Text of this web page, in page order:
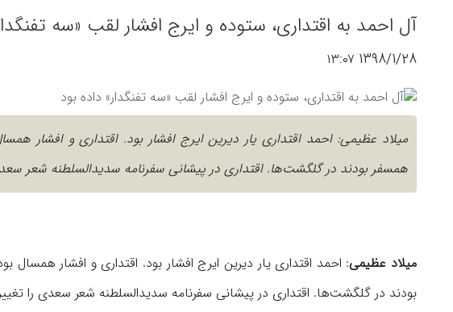
آل احمد به اقتداری، ستوده و ایرج افشار لقب «سه
1398/1/28 ۱۳:۰۷
همسفر بودند در گلگشت‌ها. اقتداری در پیشانی سفرنامه سدیدالسلطنه شعر
میلاد عظیمی
بودند در گلگشت‌ها. اقتداری در پیشانی سفرنامه سدیدالسلطنه شعر سعدی را